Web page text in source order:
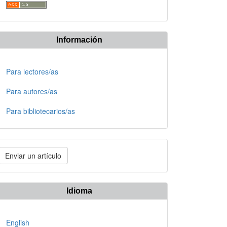
Información
Para lectores/as
Para autores/as
Para bibliotecarios/as
Enviar un artículo
Idioma
English